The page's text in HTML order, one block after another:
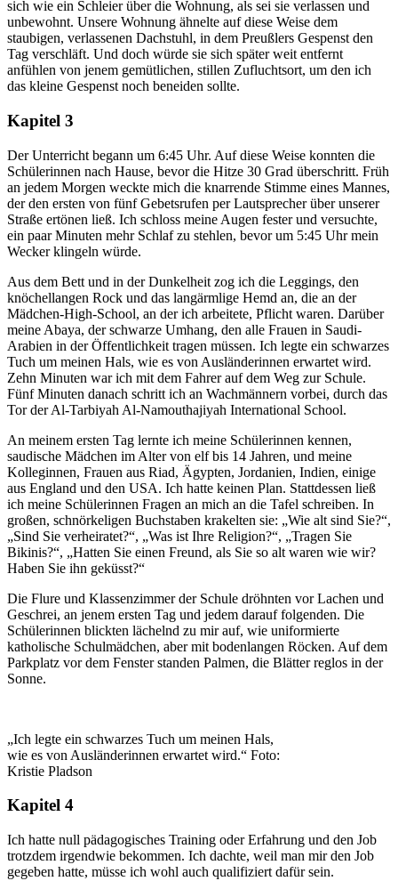
sich wie ein Schleier über die Wohnung, als sei sie verlassen und
unbewohnt. Unsere Wohnung ähnelte auf diese Weise dem
staubigen, verlassenen Dachstuhl, in dem Preußlers Gespenst den
Tag verschläft. Und doch würde sie sich später weit entfernt
anfühlen von jenem gemütlichen, stillen Zufluchtsort, um den ich
das kleine Gespenst noch beneiden sollte.
Kapitel 3
Der Unterricht begann um 6:45 Uhr. Auf diese Weise konnten die
Schülerinnen nach Hause, bevor die Hitze 30 Grad überschritt. Früh
an jedem Morgen weckte mich die knarrende Stimme eines Mannes,
der den ersten von fünf Gebetsrufen per Lautsprecher über unserer
Straße ertönen ließ. Ich schloss meine Augen fester und versuchte,
ein paar Minuten mehr Schlaf zu stehlen, bevor um 5:45 Uhr mein
Wecker klingeln würde.
Aus dem Bett und in der Dunkelheit zog ich die Leggings, den
knöchellangen Rock und das langärmlige Hemd an, die an der
Mädchen-High-School, an der ich arbeitete, Pflicht waren. Darüber
meine Abaya, der schwarze Umhang, den alle Frauen in Saudi-
Arabien in der Öffentlichkeit tragen müssen. Ich legte ein schwarzes
Tuch um meinen Hals, wie es von Ausländerinnen erwartet wird.
Zehn Minuten war ich mit dem Fahrer auf dem Weg zur Schule.
Fünf Minuten danach schritt ich an Wachmännern vorbei, durch das
Tor der Al-Tarbiyah Al-Namouthajiyah International School.
An meinem ersten Tag lernte ich meine Schülerinnen kennen,
saudische Mädchen im Alter von elf bis 14 Jahren, und meine
Kolleginnen, Frauen aus Riad, Ägypten, Jordanien, Indien, einige
aus England und den USA. Ich hatte keinen Plan. Stattdessen ließ
ich meine Schülerinnen Fragen an mich an die Tafel schreiben. In
großen, schnörkeligen Buchstaben krakelten sie: „Wie alt sind Sie?“,
„Sind Sie verheiratet?“, „Was ist Ihre Religion?“, „Tragen Sie
Bikinis?“, „Hatten Sie einen Freund, als Sie so alt waren wie wir?
Haben Sie ihn geküsst?“
Die Flure und Klassenzimmer der Schule dröhnten vor Lachen und
Geschrei, an jenem ersten Tag und jedem darauf folgenden. Die
Schülerinnen blickten lächelnd zu mir auf, wie uniformierte
katholische Schulmädchen, aber mit bodenlangen Röcken. Auf dem
Parkplatz vor dem Fenster standen Palmen, die Blätter reglos in der
Sonne.
„Ich legte ein schwarzes Tuch um meinen Hals,
wie es von Ausländerinnen erwartet wird.“ Foto:
Kristie Pladson
Kapitel 4
Ich hatte null pädagogisches Training oder Erfahrung und den Job
trotzdem irgendwie bekommen. Ich dachte, weil man mir den Job
gegeben hatte, müsse ich wohl auch qualifiziert dafür sein.